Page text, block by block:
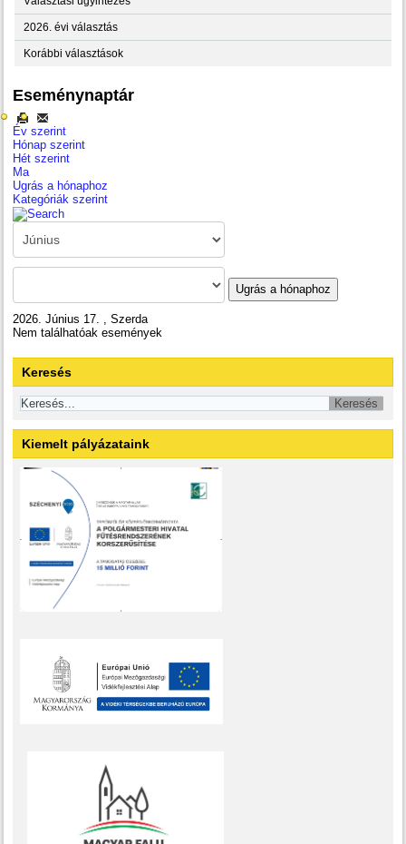
2026. évi választás
Korábbi választások
Eseménynaptár
Év szerint
Hónap szerint
Hét szerint
Ma
Ugrás a hónaphoz
Kategóriák szerint
Ugrás a hónaphoz
2026. Június 17. , Szerda
Nem találhatóak események
Keresés
Kiemelt pályázataink